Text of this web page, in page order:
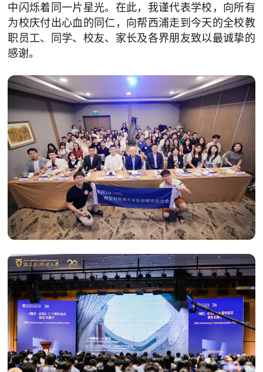
中闪烁着同一片星光。在此，我谨代表学校，向所有
为校庆付出心血的同仁，向帮西浦走到今天的全校教
职员工、同学、校友、家长及各界朋友致以最诚挚的
感谢。